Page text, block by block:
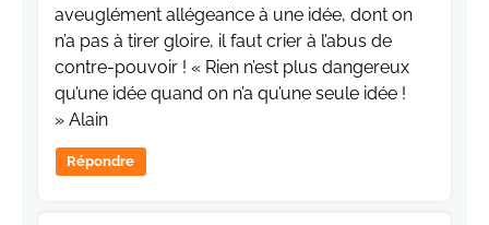
aveuglément allégeance à une idée, dont on
n’a pas à tirer gloire, il faut crier à l’abus de
contre-pouvoir ! « Rien n’est plus dangereux
qu’une idée quand on n’a qu’une seule idée !
» Alain
Répondre